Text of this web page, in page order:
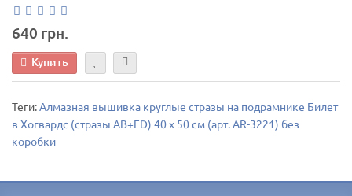
640 грн.
Купить
Теги:Алмазная вышивка круглые стразы на подрамнике Билет
в Хогвардс (стразы AB+FD) 40 х 50 см (арт. AR-3221) без
коробки